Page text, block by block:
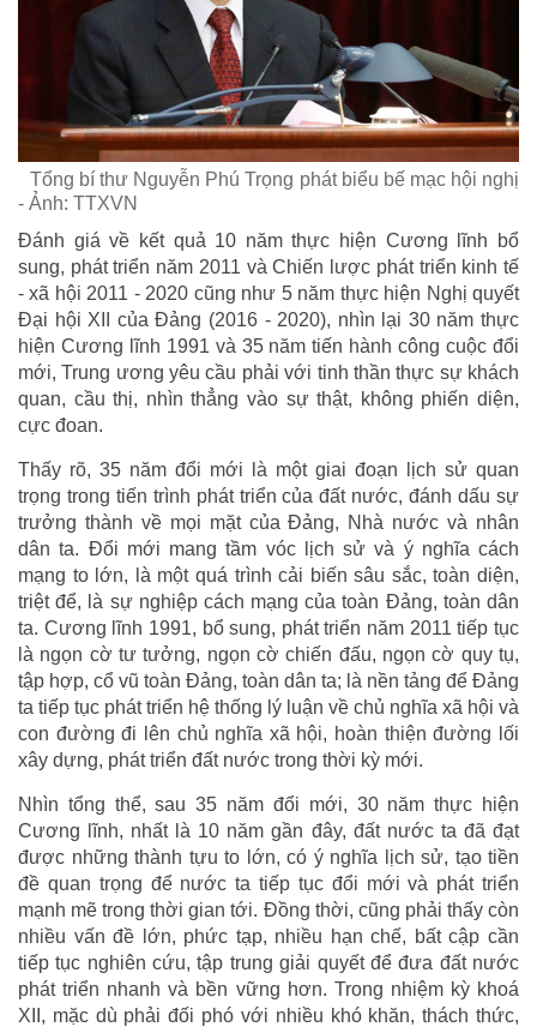
Tổng bí thư Nguyễn Phú Trọng phát biểu bế mạc hội nghị
- Ảnh: TTXVN
Đánh giá về kết quả 10 năm thực hiện Cương lĩnh bổ
sung, phát triển năm 2011 và Chiến lược phát triển kinh tế
- xã hội 2011 - 2020 cũng như 5 năm thực hiện Nghị quyết
Đại hội XII của Đảng (2016 - 2020), nhìn lại 30 năm thực
hiện Cương lĩnh 1991 và 35 năm tiến hành công cuộc đổi
mới, Trung ương yêu cầu phải với tinh thần thực sự khách
quan, cầu thị, nhìn thẳng vào sự thật, không phiến diện,
cực đoan.
Thấy rõ, 35 năm đổi mới là một giai đoạn lịch sử quan
trọng trong tiến trình phát triển của đất nước, đánh dấu sự
trưởng thành về mọi mặt của Đảng, Nhà nước và nhân
dân ta. Đổi mới mang tầm vóc lịch sử và ý nghĩa cách
mạng to lớn, là một quá trình cải biến sâu sắc, toàn diện,
triệt để, là sự nghiệp cách mạng của toàn Đảng, toàn dân
ta. Cương lĩnh 1991, bổ sung, phát triển năm 2011 tiếp tục
là ngọn cờ tư tưởng, ngọn cờ chiến đấu, ngọn cờ quy tụ,
tập hợp, cổ vũ toàn Đảng, toàn dân ta; là nền tảng để Đảng
ta tiếp tục phát triển hệ thống lý luận về chủ nghĩa xã hội và
con đường đi lên chủ nghĩa xã hội, hoàn thiện đường lối
xây dựng, phát triển đất nước trong thời kỳ mới.
Nhìn tổng thể, sau 35 năm đổi mới, 30 năm thực hiện
Cương lĩnh, nhất là 10 năm gần đây, đất nước ta đã đạt
được những thành tựu to lớn, có ý nghĩa lịch sử, tạo tiền
đề quan trọng để nước ta tiếp tục đổi mới và phát triển
mạnh mẽ trong thời gian tới. Đồng thời, cũng phải thấy còn
nhiều vấn đề lớn, phức tạp, nhiều hạn chế, bất cập cần
tiếp tục nghiên cứu, tập trung giải quyết để đưa đất nước
phát triển nhanh và bền vững hơn. Trong nhiệm kỳ khoá
XII, mặc dù phải đối phó với nhiều khó khăn, thách thức,